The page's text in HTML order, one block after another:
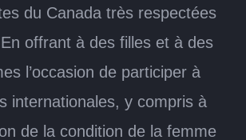
du Canada très respectées
En offrant à des filles et à des
l’occasion de participer à
internationales, y compris à
de la condition de la femme